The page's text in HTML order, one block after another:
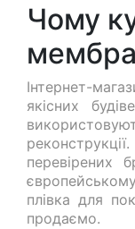
Чому
Інтернет-
якісних
перевірених
плівка для
продаємо.